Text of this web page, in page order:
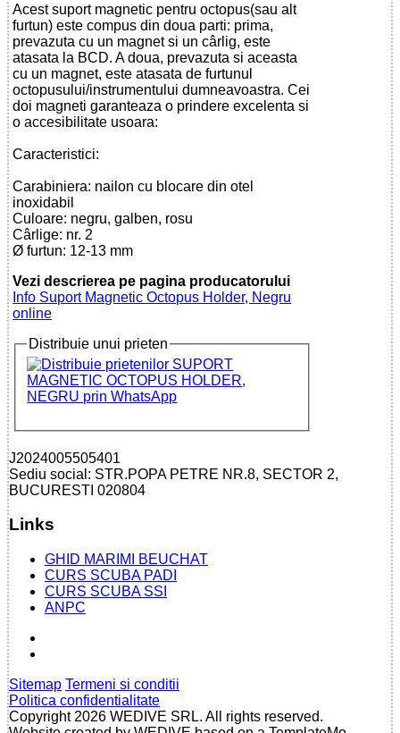
Acest suport magnetic pentru octopus(sau alt
furtun) este compus din doua parti: prima,
prevazuta cu un magnet si un cârlig, este
atasata la BCD. A doua, prevazuta si aceasta
cu un magnet, este atasata de furtunul
octopusului/instrumentului dumneavoastra. Cei
doi magneti garanteaza o prindere excelenta si
o accesibilitate usoara:
Caracteristici:
Carabiniera: nailon cu blocare din otel
inoxidabil
Culoare: negru, galben, rosu
Cârlige: nr. 2
Ø furtun: 12-13 mm
Vezi descrierea pe pagina producatorului
Info Suport Magnetic Octopus Holder, Negru
online
Distribuie unui prieten
J2024005505401
Sediu social: STR.POPA PETRE NR.8, SECTOR 2,
BUCURESTI 020804
Links
GHID MARIMI BEUCHAT
CURS SCUBA PADI
CURS SCUBA SSI
ANPC
Sitemap Termeni si conditii
Politica confidentialitate
Copyright 2026 WEDIVE SRL. All rights reserved.